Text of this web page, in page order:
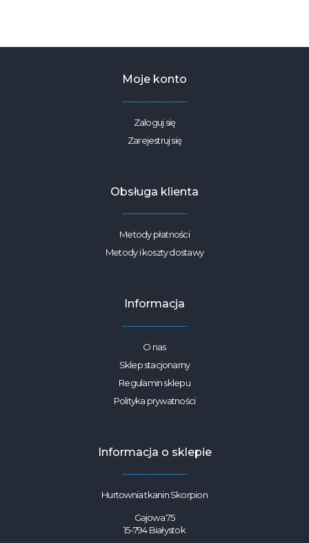
Moje konto
Zaloguj się
Zarejestruj się
Obsługa klienta
Metody płatności
Metody i koszty dostawy
Informacja
O nas
Sklep stacjonarny
Regulamin sklepu
Polityka prywatności
Informacja o sklepie
Hurtownia tkanin Skorpion
Gajowa 75
15-794 Białystok